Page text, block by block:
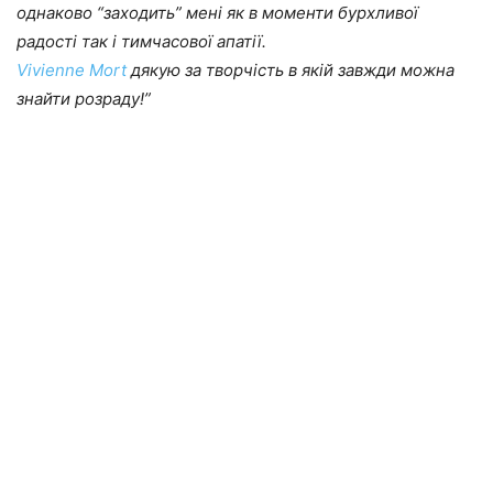
однаково “заходить” мені як в моменти бурхливої
радості так і тимчасової апатії.
Vivienne Mortдякую за творчість в якій завжди можна
знайти розраду!”